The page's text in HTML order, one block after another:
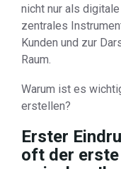
nicht nur als
zentrales
Kunden und zur
Raum.
Warum ist es
erstellen?
Erster
oft der